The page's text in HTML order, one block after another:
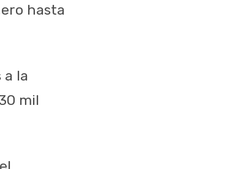
hasta
a la
mil